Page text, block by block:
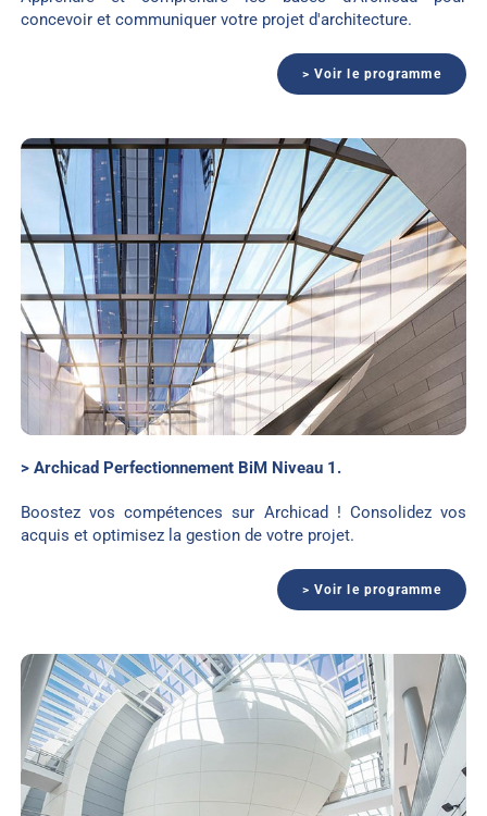
concevoir et communiquer votre projet d'architecture.
> Voir le programme
> Archicad Perfectionnement BiM Niveau 1.
Boostez vos compétences sur Archicad ! Consolidez vos
acquis et optimisez la gestion de votre projet.
> Voir le programme